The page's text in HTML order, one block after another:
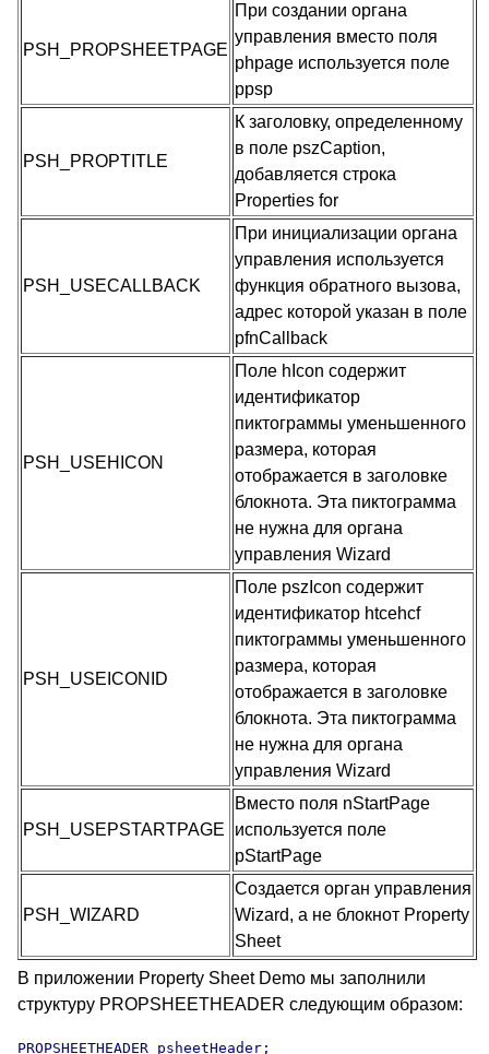
PSH_PROPSHEETPAGE
При создании органа
управления вместо поля
phpage используется поле
ppsp
PSH_PROPTITLE
К заголовку, определенному
в поле pszCaption,
добавляется строка
Properties for
PSH_USECALLBACK
При инициализации органа
управления используется
функция обратного вызова,
адрес которой указан в поле
pfnCallback
PSH_USEHICON
Поле hIcon содержит
идентификатор
пиктограммы уменьшенного
размера, которая
отображается в заголовке
блокнота. Эта пиктограмма
не нужна для органа
управления Wizard
PSH_USEICONID
Поле pszIcon содержит
идентификатор htcehcf
пиктограммы уменьшенного
размера, которая
отображается в заголовке
блокнота. Эта пиктограмма
не нужна для органа
управления Wizard
PSH_USEPSTARTPAGE
Вместо поля nStartPage
используется поле
pStartPage
PSH_WIZARD
Создается орган управления
Wizard, а не блокнот Property
Sheet
В приложении Property Sheet Demo мы заполнили
структуру PROPSHEETHEADER следующим образом:
PROPSHEETHEADER psheetHeader;